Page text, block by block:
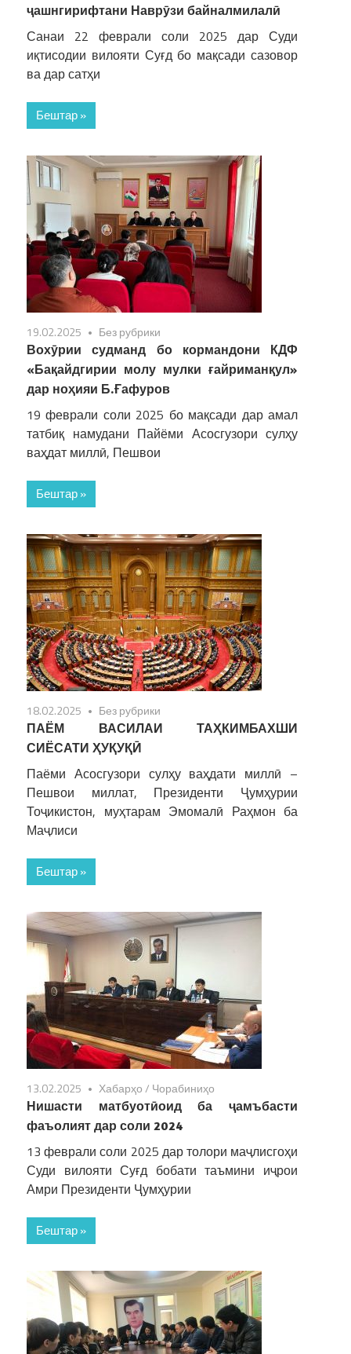
ҷашнгирифтани Наврӯзи байналмилалӣ
Санаи 22 феврали соли 2025 дар Суди
иқтисодии вилояти Суғд бо мақсади сазовор
ва дар сатҳи
Бештар »
19.02.2025 Без рубрики
Вохӯрии судманд бо кормандони КДФ
«Бақайдгирии молу мулки ғайриманқул»
дар ноҳияи Б.Ғафуров
19 феврали соли 2025 бо мақсади дар амал
татбиқ намудани Пайёми Асосгузори сулҳу
ваҳдат миллӣ, Пешвои
Бештар »
18.02.2025 Без рубрики
ПАЁМ ВАСИЛАИ ТАҲКИМБАХШИ
СИЁСАТИ ҲУҚУҚӢ
Паёми Асосгузори сулҳу ваҳдати миллӣ –
Пешвои миллат, Президенти Ҷумҳурии
Тоҷикистон, муҳтарам Эмомалӣ Раҳмон ба
Маҷлиси
Бештар »
13.02.2025 Хабарҳо/ Чорабиниҳо
Нишасти матбуотӣоид ба ҷамъбасти
фаъолият дар соли 2024
13 феврали соли 2025 дар толори маҷлисгоҳи
Суди вилояти Суғд бобати таъмини иҷрои
Амри Президенти Ҷумҳурии
Бештар »